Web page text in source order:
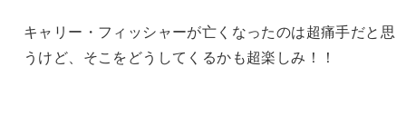
キャリー・フィッシャーが亡くなったのは超痛手だと思
うけど、そこをどうしてくるかも超楽しみ！！